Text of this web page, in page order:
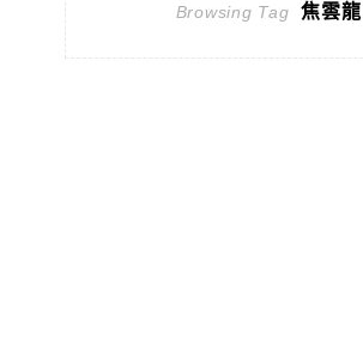
Browsing Tag 焦雲龍